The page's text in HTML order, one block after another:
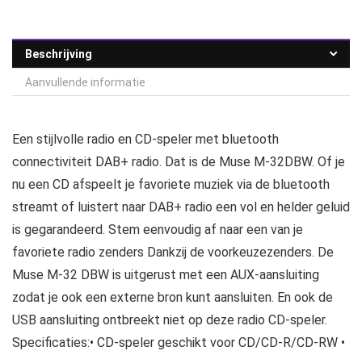
Beschrijving
Aanvullende informatie
Een stijlvolle radio en CD-speler met bluetooth
connectiviteit DAB+ radio. Dat is de Muse M-32DBW. Of je
nu een CD afspeelt je favoriete muziek via de bluetooth
streamt of luistert naar DAB+ radio een vol en helder geluid
is gegarandeerd. Stem eenvoudig af naar een van je
favoriete radio zenders Dankzij de voorkeuzezenders. De
Muse M-32 DBW is uitgerust met een AUX-aansluiting
zodat je ook een externe bron kunt aansluiten. En ook de
USB aansluiting ontbreekt niet op deze radio CD-speler.
Specificaties:• CD-speler geschikt voor CD/CD-R/CD-RW •